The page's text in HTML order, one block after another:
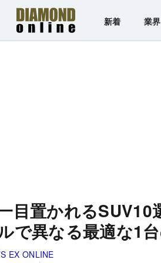
新着 業界
一目置かれる
で異なる最適な1
EX ONLINE